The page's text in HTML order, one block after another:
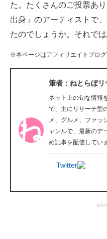
モノづくり技術者専門サイト
エネルギーの専門メディア
建設×テクノロジーの最前線
ちょっと気になるネットの話
た。たくさんのご投票あ
出身」のアーティストで
たのでしょうか。それで
※本ページはアフィリエイトプロ
筆者：ねとらぼリ
ネット上の旬な情報
で、主にリサーチ型
メ、グルメ、ファッ
ャンルで、最新のデ
め記事を配信してい
Twitter